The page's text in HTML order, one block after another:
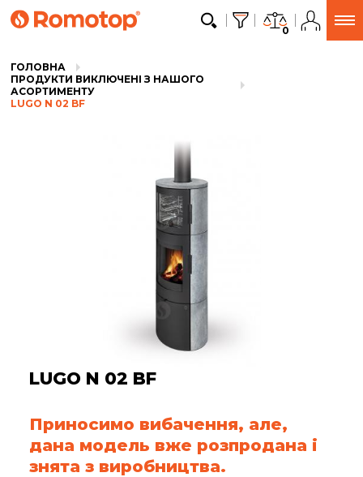
0
ГОЛОВНА
ПРОДУКТИ ВИКЛЮЧЕНІ З НАШОГО
АСОРТИМЕНТУ
LUGO N 02 BF
LUGO N 02 BF
Приносимо вибачення, але,
дана модель вже розпродана і
знята з виробництва.